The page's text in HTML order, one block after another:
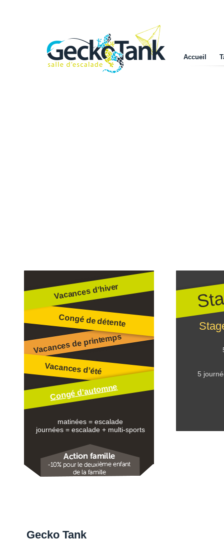
5
Congé d’automne
Vacances d’été
Vacances de printemps
Congé de détente
Vacances d’hiver
matinées = escalade
journées = escalade + multi-sports
Accueil
Gecko Tank